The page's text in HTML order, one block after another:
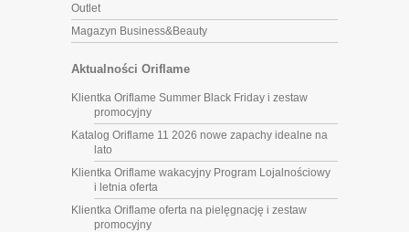
Outlet
Magazyn Business&Beauty
Aktualności Oriflame
Klientka Oriflame Summer Black Friday i zestaw
promocyjny
Katalog Oriflame 11 2026 nowe zapachy idealne na
lato
Klientka Oriflame wakacyjny Program Lojalnościowy
i letnia oferta
Klientka Oriflame oferta na pielęgnację i zestaw
promocyjny